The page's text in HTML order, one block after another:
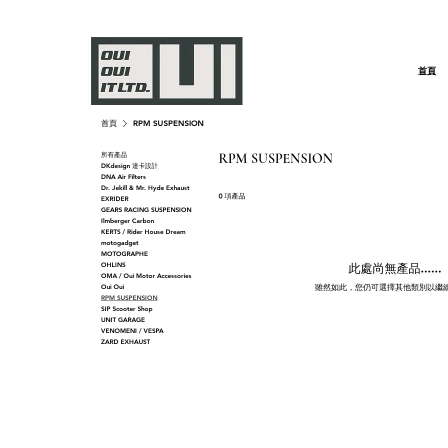
首頁
首頁 RPM SUSPENSION
所有產品
DKdesign 達卡設計
DNA Air Filters
Dr. Jekill & Mr. Hyde Exhaust
EXRIDER
GEARS RACING SUSPENSION
Ilmberger Carbon
KERTS / Rider House Dream
motogadget
MOTOGRAPHE
OHLINS
OMA / Oui Motor Accessories
Oui Oui
RPM SUSPENSION
SIP Scooter Shop
UNIT GARAGE
VENOMENI / VESPA
ZARD EXHAUST
RPM SUSPENSION
0 項產品
此處尚無產品......
雖然如此，您仍可選擇其他類別以繼